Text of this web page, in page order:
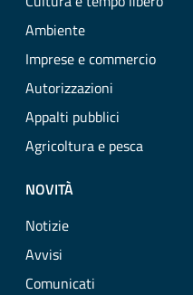
Ambiente
Imprese e commercio
Autorizzazioni
Appalti pubblici
Agricoltura e pesca
NOVITÀ
Notizie
Avvisi
Comunicati